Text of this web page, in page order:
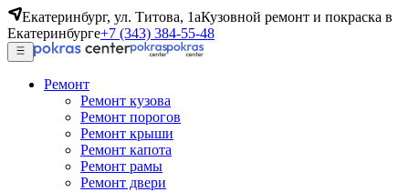
Екатеринбург, ул. Титова, 1аКузовной ремонт и покраска в
Екатеринбурге+7 (343) 384-55-48
Ремонт
Ремонт кузова
Ремонт порогов
Ремонт крыши
Ремонт капота
Ремонт рамы
Ремонт двери